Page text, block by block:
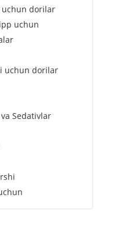
uchun dorilar
uchun
uchun dorilar
Sedativlar